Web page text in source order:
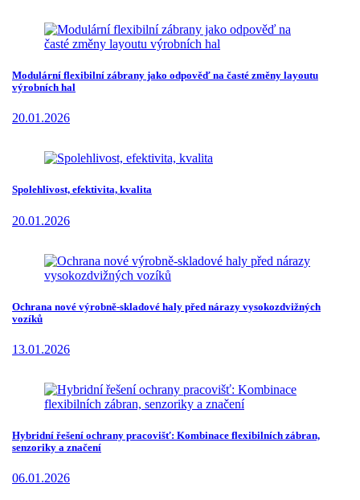
Modulární flexibilní zábrany jako odpověď na časté změny layoutu
výrobních hal
20.01.2026
Spolehlivost, efektivita, kvalita
20.01.2026
Ochrana nové výrobně-skladové haly před nárazy vysokozdvižných
vozíků
13.01.2026
Hybridní řešení ochrany pracovišť: Kombinace flexibilních zábran,
senzoriky a značení
06.01.2026